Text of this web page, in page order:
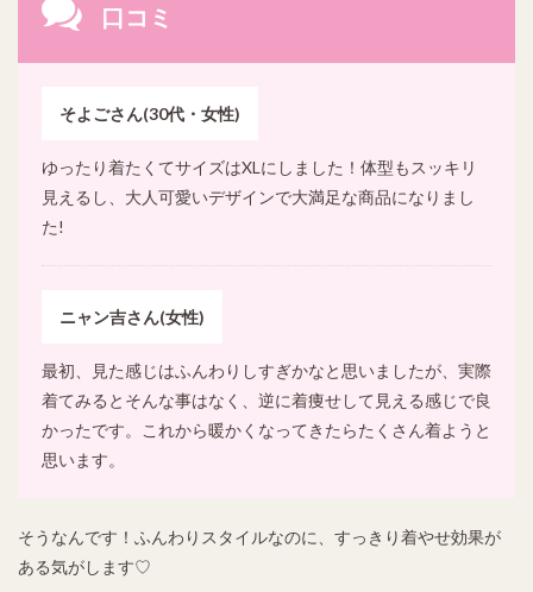
口コミ
そよごさん(30代・女性)
ゆったり着たくてサイズはXLにしました！体型もスッキリ
見えるし、大人可愛いデザインで大満足な商品になりまし
た!
ニャン吉さん(女性)
最初、見た感じはふんわりしすぎかなと思いましたが、実際
着てみるとそんな事はなく、逆に着痩せして見える感じで良
かったです。これから暖かくなってきたらたくさん着ようと
思います。
そうなんです！ふんわりスタイルなのに、すっきり着やせ効果が
ある気がします♡